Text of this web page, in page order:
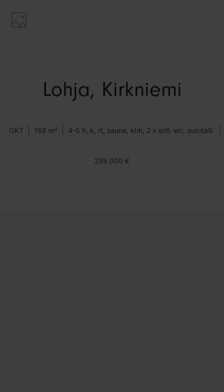
Lohja, Kirkniemi
OKT 168 m² 4-5 h, k, rt, sauna, khh, 2 x erill. wc, autotalli.
298 000 €